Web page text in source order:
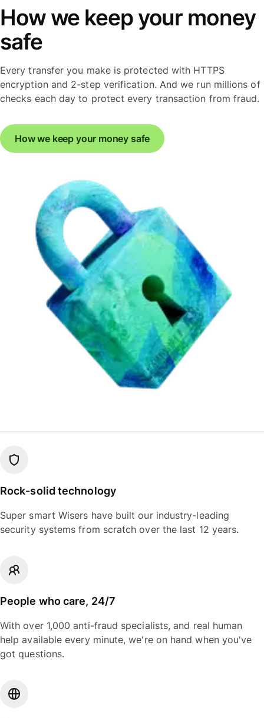
How we keep your money
safe
Every transfer you make is protected with HTTPS
encryption and 2-step verification. And we run millions of
checks each day to protect every transaction from fraud.
How we keep your money safe
Rock-solid technology
Super smart Wisers have built our industry-leading
security systems from scratch over the last 12 years.
People who care, 24/7
With over 1,000 anti-fraud specialists, and real human
help available every minute, we're on hand when you've
got questions.